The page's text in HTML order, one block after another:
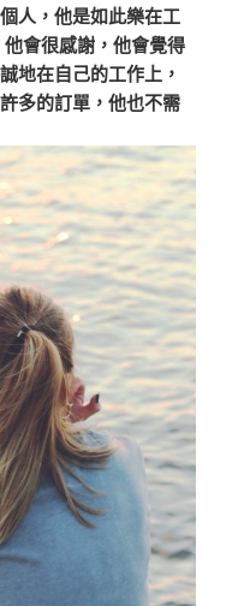
人，他是如此樂在工
會很感謝，他會覺得
地在自己的工作上，
多的訂單，他也不需